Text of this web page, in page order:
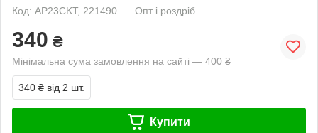
Код: AP23CKT, 221490
Опт і роздріб
340 ₴
Мінімальна сума замовлення на сайті — 400 ₴
340 ₴ від 2 шт.
Купити